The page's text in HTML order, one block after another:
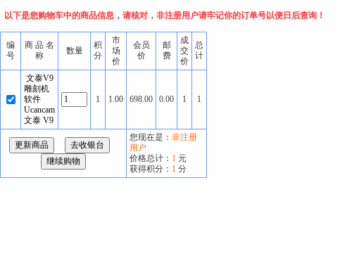
以下是您购物车中的商品信息，请核对，非注册用户请牢记你的订单号以便日后查询！
编
号
商 品 名
称
数量
积
分
市
场
价
会员
价
邮
费
成
交
价
总
计
文泰V9
雕刻机
软件
Ucancam
文泰 V9
1 1.00 698.00 0.00 1 1
您现在是： 非注册
用户
价格总计： 1 元
获得积分： 1 分